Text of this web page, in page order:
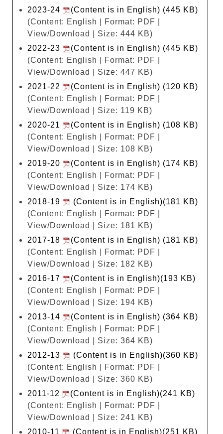
2023-24
(Content is in English) (445 KB)
(Content: English | Format: PDF |
View/Download | Size: 444 KB)
2022-23
(Content is in English) (445 KB)
(Content: English | Format: PDF |
View/Download | Size: 447 KB)
2021-22
(Content is in English) (120 KB)
(Content: English | Format: PDF |
View/Download | Size: 119 KB)
2020-21
(Content is in English) (108 KB)
(Content: English | Format: PDF |
View/Download | Size: 108 KB)
2019-20
(Content is in English) (174 KB)
(Content: English | Format: PDF |
View/Download | Size: 174 KB)
2018-19
(Content is in English)(181 KB)
(Content: English | Format: PDF |
View/Download | Size: 181 KB)
2017-18
(Content is in English) (181 KB)
(Content: English | Format: PDF |
View/Download | Size: 182 KB)
2016-17
(Content is in English)(193 KB)
(Content: English | Format: PDF |
View/Download | Size: 194 KB)
2013-14
(Content is in English) (364 KB)
(Content: English | Format: PDF |
View/Download | Size: 364 KB)
2012-13
(Content is in English)(360 KB)
(Content: English | Format: PDF |
View/Download | Size: 360 KB)
2011-12
(Content is in English)(241 KB)
(Content: English | Format: PDF |
View/Download | Size: 241 KB)
2010-11
(Content is in English)(251 KB)